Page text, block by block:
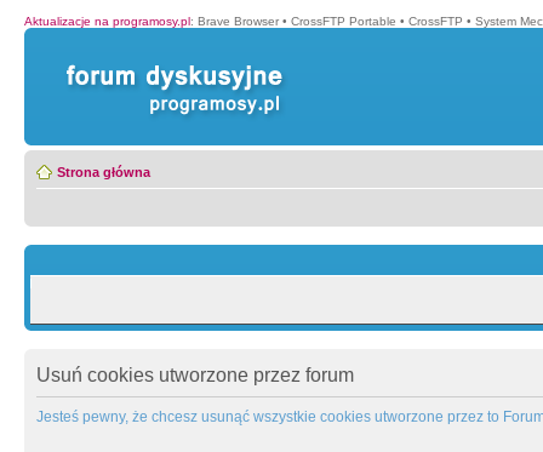
Aktualizacje na programosy.pl: Brave Browser • CrossFTP Portable • CrossFTP • System
Strona główna
Usuń cookies utworzone przez forum
Jesteś pewny, że chcesz usunąć wszystkie cookies utworzone przez to